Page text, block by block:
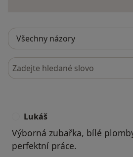
Hledejte v názorech
Lukáš
Výborná zubařka, bílé
perfektní práce.